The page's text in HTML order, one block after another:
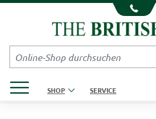
Kompletten Head der Seite überspringen
SHOP SERVICE